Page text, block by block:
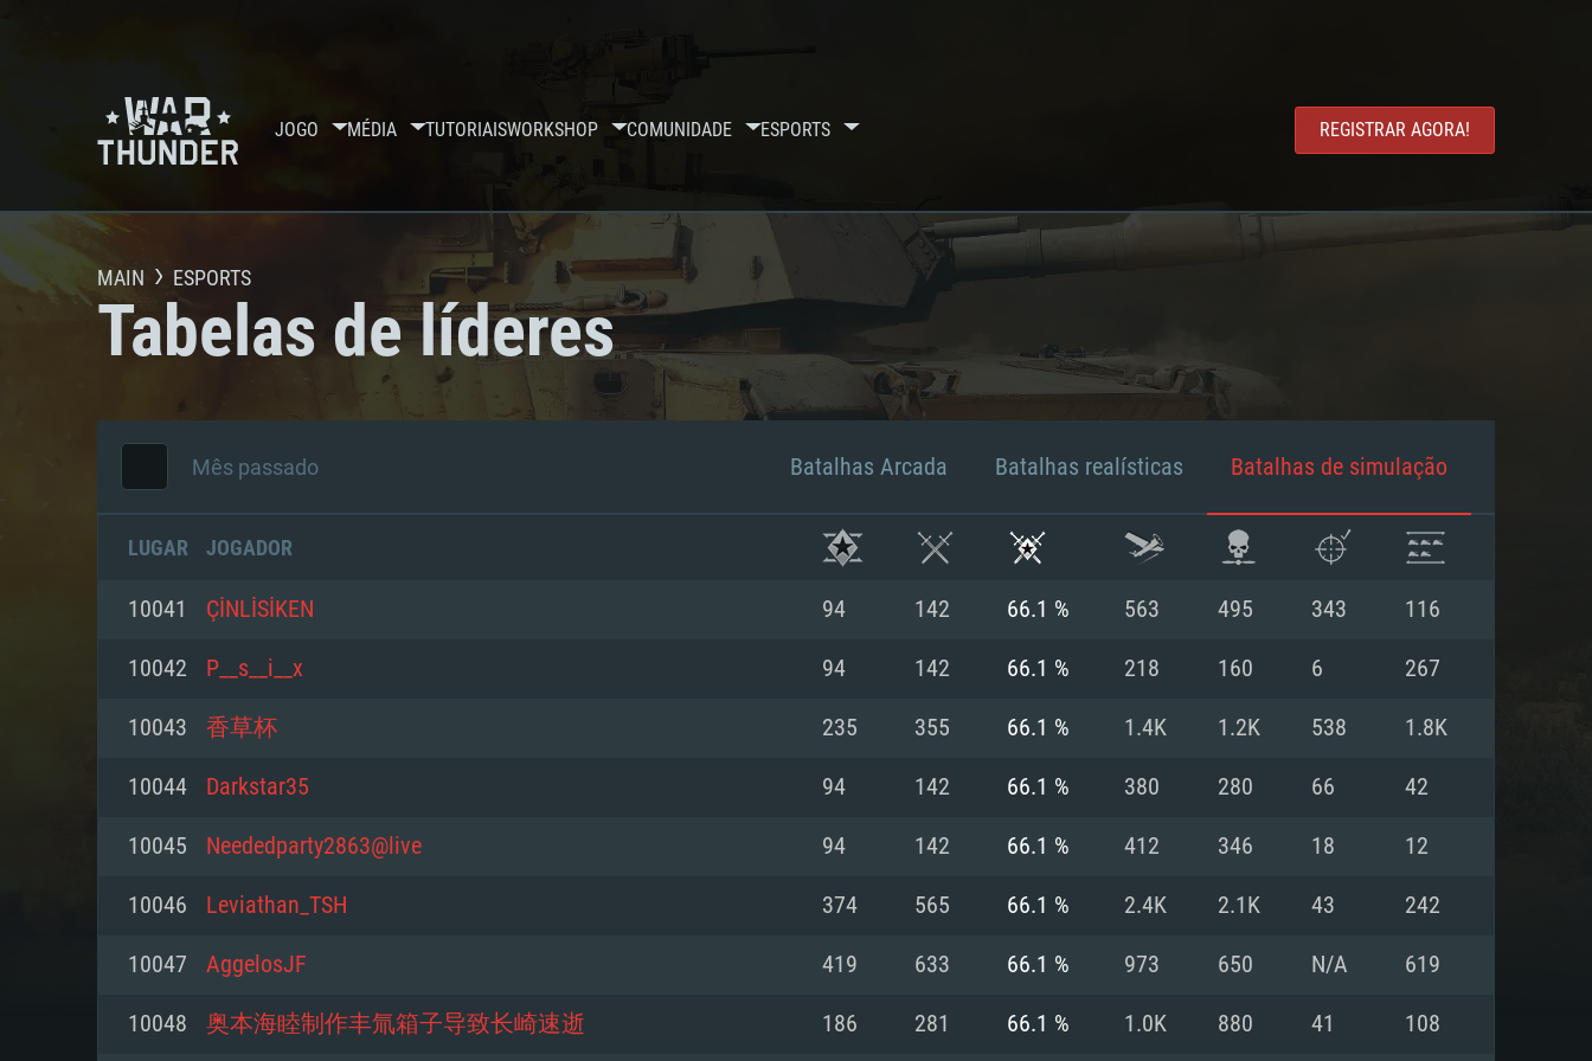
JOGO MÉDIA TUTORIAISWORKSHOP COMUNIDADE ESPORTS REGISTRAR AGORA!
REQUERIMENTOS DE SISTEMA
MAIN ESPORTS
Tabelas de líderes
Mês passado Batalhas Arcada Batalhas realísticas Batalhas de simulação
LUGAR JOGADOR
10041 ÇİNLİSİKEN 94 142 66.1 % 563 495 343 116
10042 P__s__i__x 94 142 66.1 % 218 160 6 267
10043 香草杯 235 355 66.1 % 1.4K 1.2K 538 1.8K
10044 Darkstar35 94 142 66.1 % 380 280 66 42
10045 Neededparty2863@live 94 142 66.1 % 412 346 18 12
10046 Leviathan_TSH 374 565 66.1 % 2.4K 2.1K 43 242
10047 AggelosJF 419 633 66.1 % 973 650 N/A 619
10048 奥本海睦制作丰氚箱子导致长崎速逝 186 281 66.1 % 1.0K 880 41 108